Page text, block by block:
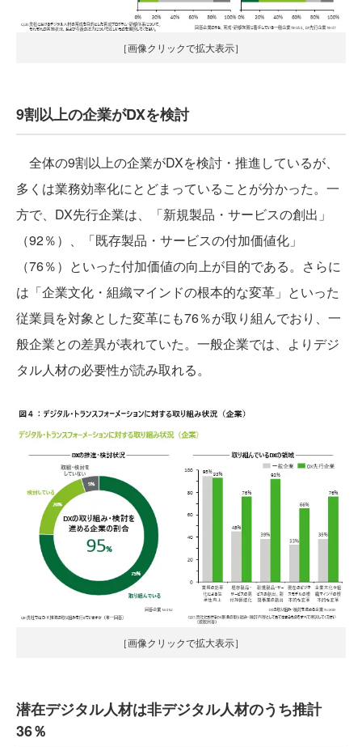
［画像クリックで拡大表示］
9割以上の企業がDXを検討
全体の9割以上の企業がDXを検討・推進しているが、
多くは業務効率化にとどまっていることが分かった。一
方で、DX先行企業は、「新規製品・サービスの創出」
（92％）、「既存製品・サービスの付加価値化」
（76％）といった付加価値の向上が目的である。さらに
は「企業文化・組織マインドの根本的な変革」といった
従業員を対象とした変革にも76％が取り組んでおり、一
般企業との差異が表れていた。一般企業では、よりデジ
タル人材の必要性が読み取れる。
［画像クリックで拡大表示］
潜在デジタル人材は非デジタル人材のうち推計
36％